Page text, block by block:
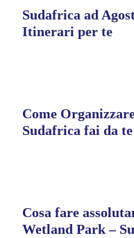
Sudafrica ad
Itinerari per te
Come
Sudafrica fai da te
Cosa fare
Wetland Park –